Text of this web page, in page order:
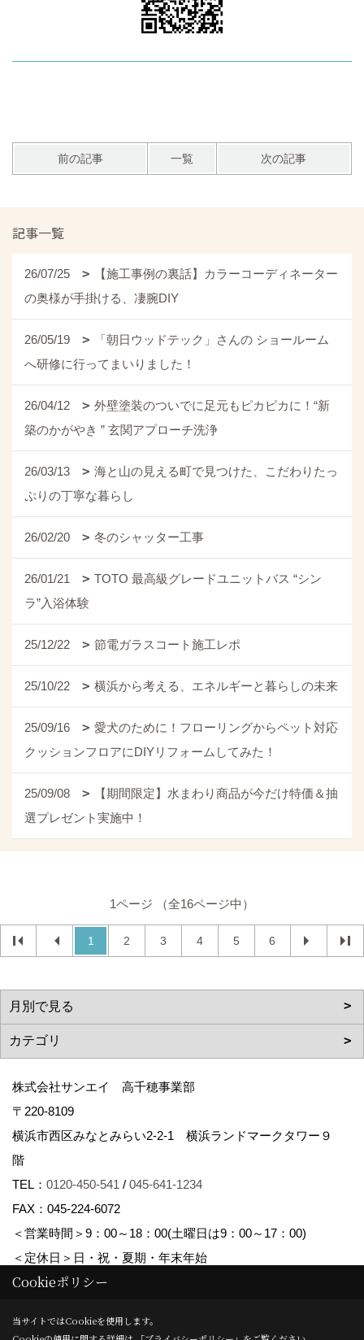
前の記事 一覧 次の記事
記事一覧
26/07/25
【施工事例の裏話】カラーコーディネーター
の奥様が手掛ける、凄腕DIY
26/05/19
「朝日ウッドテック」さんの ショールーム
へ研修に行ってまいりました！
26/04/12
外壁塗装のついでに足元もピカピカに！“新
築のかがやき ” 玄関アプローチ洗浄
26/03/13
海と山の見える町で見つけた、こだわりたっ
ぷりの丁寧な暮らし
26/02/20 冬のシャッター工事
26/01/21
TOTO 最高級グレードユニットバス “シン
ラ”入浴体験
25/12/22 節電ガラスコート施工レポ
25/10/22 横浜から考える、エネルギーと暮らしの未来
25/09/16
愛犬のために！フローリングからペット対応
クッションフロアにDIYリフォームしてみた！
25/09/08
【期間限定】水まわり商品が今だけ特価＆抽
選プレゼント実施中！
1ページ （全16ページ中）
1 2 3 4 5 6
株式会社サンエイ 高千穂事業部
〒220-8109
横浜市西区みなとみらい2-2-1 横浜ランドマークタワー９
階
TEL： 0120-450-541 / 045-641-1234
FAX：045-224-6072
＜営業時間＞9：00～18：00(土曜日は9：00～17：00)
＜定休日＞日・祝・夏期・年末年始
Copyright (c) Sanei corp. All Rights Reserved.
Cookieポリシー
当サイトではCookieを使用します。